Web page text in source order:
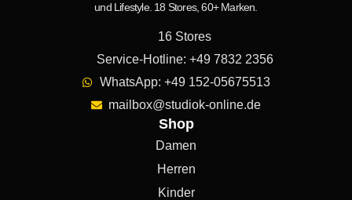
und Lifestyle. 18 Stores, 60+ Marken.
16 Stores
Service-Hotline: +49 7832 2356
WhatsApp: +49 152-05675513
mailbox@studiok-online.de
Shop
Damen
Herren
Kinder